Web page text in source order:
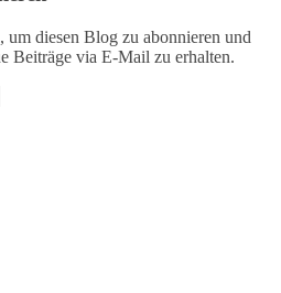
diesen Blog zu abonnieren und
Beiträge via E-Mail zu erhalten.